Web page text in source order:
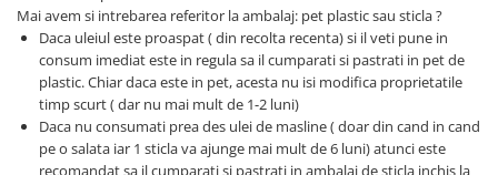
Mai avem si intrebarea referitor la ambalaj: pet plastic sau sticla ?
Daca uleiul este proaspat ( din recolta recenta) si il veti pune in
consum imediat este in regula sa il cumparati si pastrati in pet de
plastic. Chiar daca este in pet, acesta nu isi modifica proprietatile
timp scurt ( dar nu mai mult de 1-2 luni)
Daca nu consumati prea des ulei de masline ( doar din cand in cand
pe o salata iar 1 sticla va ajunge mai mult de 6 luni) atunci este
recomandat sa il cumparati si pastrati in ambalaj de sticla inchis la